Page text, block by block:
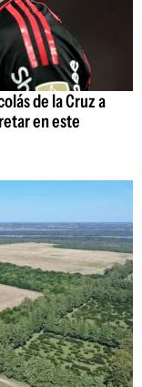
de la Cruz a
en este